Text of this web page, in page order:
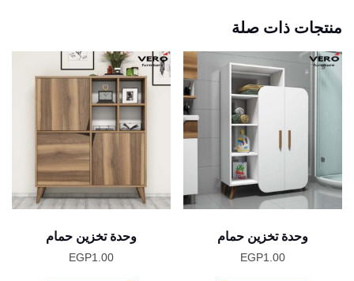
منتجات ذات صلة
وحدة تخزين حمام
EGP1.00
وحدة تخزين حمام
EGP1.00